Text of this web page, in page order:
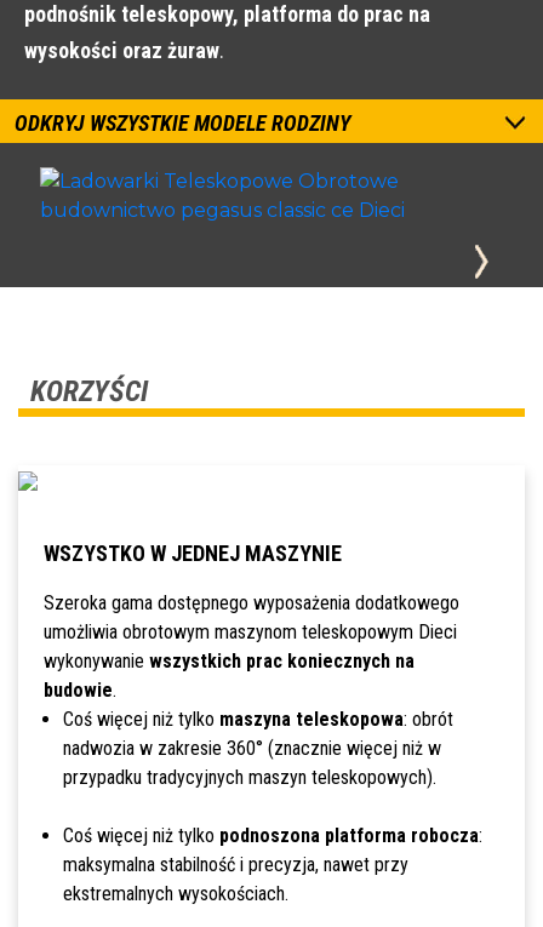
podnośnik teleskopowy, platforma do prac na
wysokości oraz żuraw.
ODKRYJ WSZYSTKIE MODELE RODZINY
KORZYŚCI
WSZYSTKO W JEDNEJ MASZYNIE
Szeroka gama dostępnego wyposażenia dodatkowego
umożliwia obrotowym maszynom teleskopowym Dieci
wykonywanie wszystkich prac koniecznych na
budowie.
Coś więcej niż tylko maszyna teleskopowa: obrót
nadwozia w zakresie 360° (znacznie więcej niż w
przypadku tradycyjnych maszyn teleskopowych).
Coś więcej niż tylko podnoszona platforma robocza:
maksymalna stabilność i precyzja, nawet przy
ekstremalnych wysokościach.